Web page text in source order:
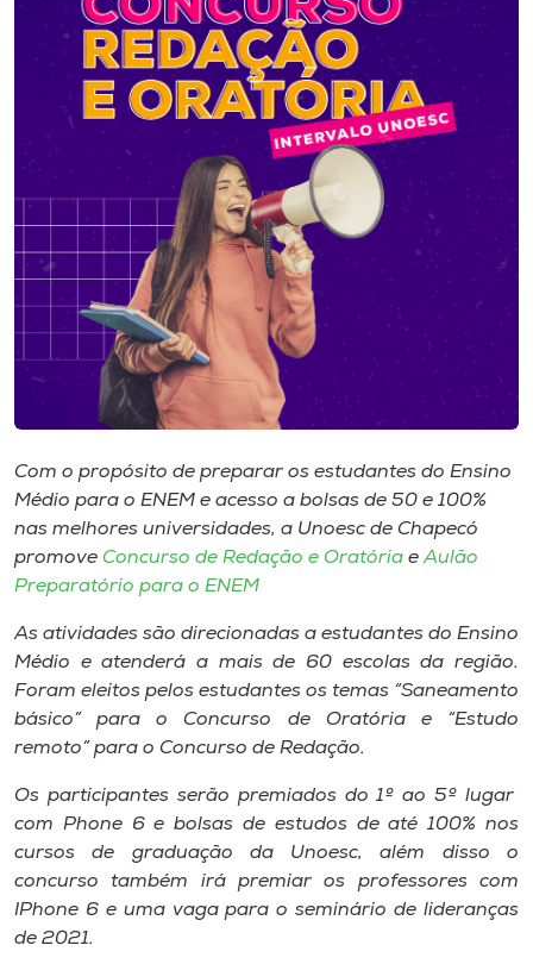
Biblioteca
Editora
Rádio
Museu
Unoesc
Selecione
o idioma
A+
Com o propósito de preparar os estudantes do Ensino
Médio para o ENEM e acesso a bolsas de 50 e 100%
nas melhores universidades, a Unoesc de Chapecó
promove Concurso de Redação e Oratória eAulão
Preparatório para o ENEM
As atividades são direcionadas a estudantes do Ensino
Médio e atenderá a mais de 60 escolas da região.
Foram eleitos pelos estudantes os temas “Saneamento
básico” para o Concurso de Oratória e “Estudo
remoto” para o Concurso de Redação.
Os participantes serão premiados do 1º ao 5º lugar
com Phone 6 e bolsas de estudos de até 100% nos
cursos de graduação da Unoesc, além disso o
concurso também irá premiar os professores com
IPhone 6 e uma vaga para o seminário de lideranças
de 2021.